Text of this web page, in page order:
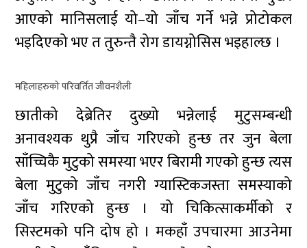
आएको मानिसलाई यो–यो जाँच गर्ने भन्ने प्रोटोकल
भइदिएको भए त तुरुन्तै रोग डायग्नोसिस भइहाल्छ ।
महिलाहरुको परिवर्तित जीवनशैली
छातीको देब्रेतिर दुख्यो भन्नेलाई मुटुसम्बन्धी
अनावश्यक थुप्रै जाँच गरिएको हुन्छ तर जुन बेला
साँच्चिकै मुटुको समस्या भएर बिरामी गएको हुन्छ त्यस
बेला मुटुको जाँच नगरी ग्यास्टिकजस्ता समस्याको
जाँच गरिएको हुन्छ । यो चिकित्साकर्मीको र
सिस्टमको पनि दोष हो । मकहाँ उपचारमा आउनेमा